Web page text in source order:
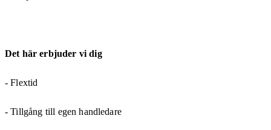
Det här erbjuder vi dig
- Flextid
- Tillgång till egen handledare